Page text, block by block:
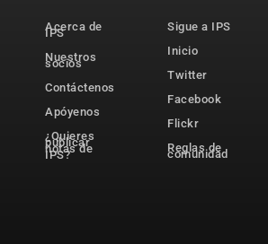
Acerca de
IPS
Nuestros
socios
Contáctenos
Apóyenos
¿Quieres
publicar
notas de
IPS?
Sigue a IPS
Inicio
Twitter
Facebook
Flickr
Reglas de
comunidad